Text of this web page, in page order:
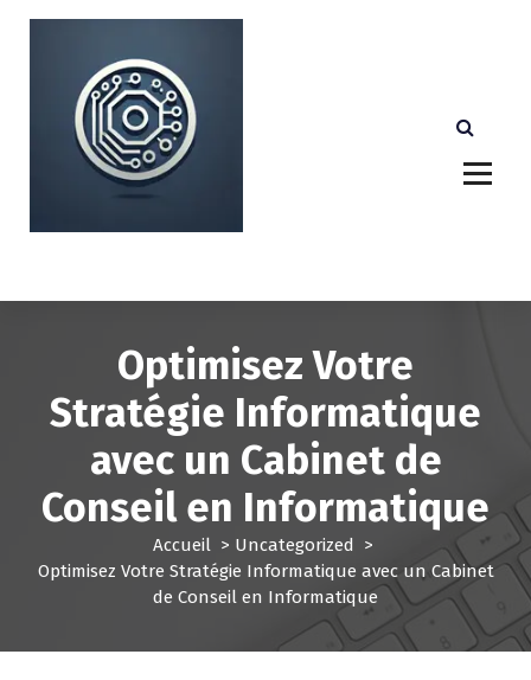
e
Optimisez Votre
Stratégie Informatique
avec un Cabinet de
Conseil en Informatique
Accueil > Uncategorized >
Optimisez Votre Stratégie Informatique avec un Cabinet
de Conseil en Informatique